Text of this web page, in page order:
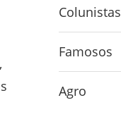
Colunistas
Famosos
Agro